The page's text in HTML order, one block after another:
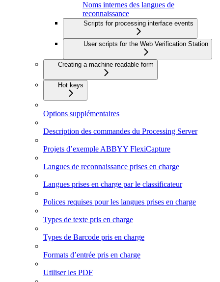
Noms internes des langues de
reconnaissance
Scripts for processing interface events
User scripts for the Web Verification Station
Creating a machine-readable form
Hot keys
Options supplémentaires
Description des commandes du Processing Server
Projets d’exemple ABBYY FlexiCapture
Langues de reconnaissance prises en charge
Langues prises en charge par le classificateur
Polices requises pour les langues prises en charge
Types de texte pris en charge
Types de Barcode pris en charge
Formats d’entrée pris en charge
Utiliser les PDF